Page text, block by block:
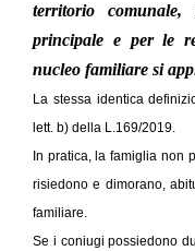
territorio comunale,
principale e per le
nucleo familiare si
La stessa identica
lett. b) della L.169/2019.
In pratica, la famiglia non
risiedono e dimorano,
familiare.
Se i coniugi possiedono